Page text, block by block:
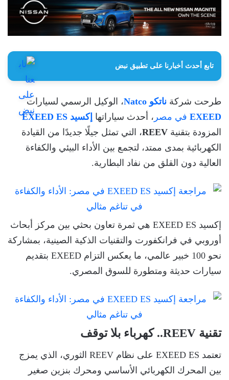
تابع أحدث أخبارنا على تطبيق نبض
طرحت شركة ناتكو Natco
، الوكيل الرسمي لسيارات
EXEED في مصر ، أحدث سياراتها إكسيد EXEED ES
المزودة بتقنية REEV، التي تمثل جيلًا جديدًا من القيادة
الكهربائية بمدى ممتد، لتجمع بين الأداء البيئي والكفاءة
العالية دون القلق من نفاد البطارية.
إكسيد EXEED ES هي ثمرة تعاون بحثي بين مركز أبحاث
أوروبي في فرانكفورت والتقنيات الذكية الصينية، بمشاركة
نحو 100 خبير عالمي، ما يعكس التزام EXEED بتقديم
سيارات حديثة ومتطورة للسوق المصري.
تقنية REEV.. كهرباء بلا توقف
تعتمد EXEED ES على نظام REEV الثوري، الذي يمزج
بين المحرك الكهربائي الأساسي ومحرك بنزين صغير